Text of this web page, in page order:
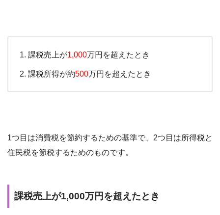
課税売上が1,000万円を超えたとき
課税所得が約500万円を超えたとき
1つ目は消費税を節約するための基準で、2つ目は所得税と
住民税を節税するためのものです。
課税売上が1,000万円を超えたとき